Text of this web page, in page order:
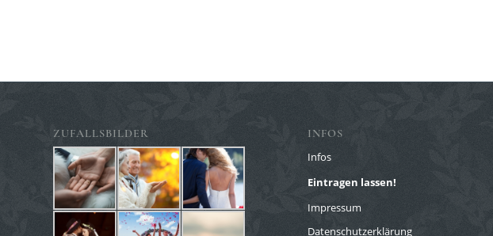
ZUFALLSBILDER INFOS
Infos
Eintragen lassen!
Impressum
Datenschutzerklärung